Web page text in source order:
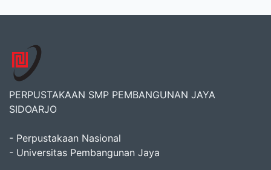
PERPUSTAKAAN SMP PEMBANGUNAN JAYA
SIDOARJO
- Perpustakaan Nasional
- Universitas Pembangunan Jaya